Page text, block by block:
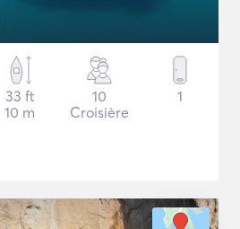
33 ft
10 m
10
Croisière
1